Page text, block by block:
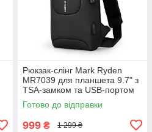
Рюкзак-слінг Mark Ryden
MR7039 для планшета 9.7" з
TSA-замком та USB-портом
(Чорний)
Готово до відправки
999 ₴ 1 299 ₴